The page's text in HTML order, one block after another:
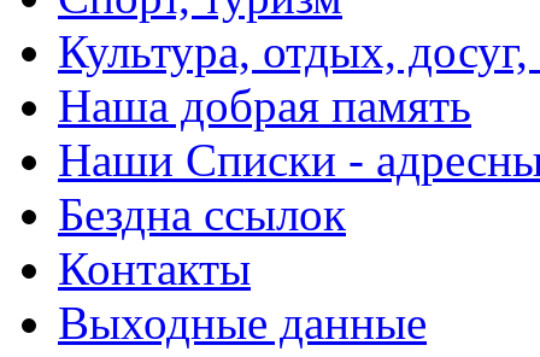
Культура, отдых,
Наша добрая память
Наши Списки -
Бездна ссылок
Контакты
Выходные данные